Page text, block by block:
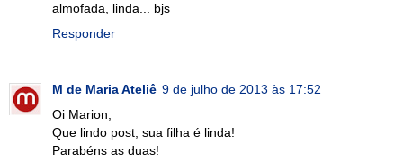
almofada, linda... bjs
Responder
M de Maria Ateliê 9 de julho de 2013 às 17:52
Oi Marion,
Que lindo post, sua filha é linda!
Parabéns as duas!